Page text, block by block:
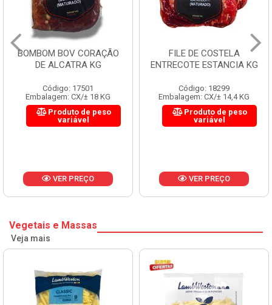
BOMBOM BOV CORAÇÃO
DE ALCATRA KG
Código: 17501
Embalagem: CX/± 18 KG
Produto de peso
variável
VER PREÇO
FILE DE COSTELA
ENTRECOTE ESTANCIA KG
Código: 18299
Embalagem: CX/± 14,4 KG
Produto de peso
variável
VER PREÇO
Vegetais e Massas
Veja mais